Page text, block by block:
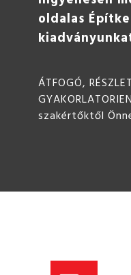
oldalas
ÁTFOGÓ,
szakértőktől